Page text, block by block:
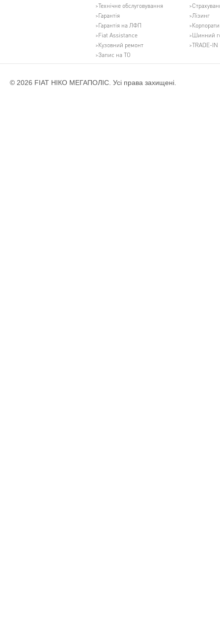
Технічне обслуговування
Гарантія
Гарантія на ЛФП
Fiat Assistance
Кузовний ремонт
Запис на ТО
Лізинг
Шинний
TRADE-IN
© 2026 FIAT НІКО МЕГАПОЛІС. Усі права захищені.